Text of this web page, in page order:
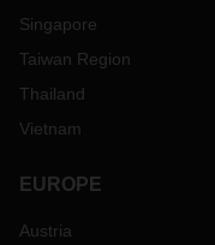
Singapore
Taiwan Region
Thailand
Vietnam
EUROPE
Austria